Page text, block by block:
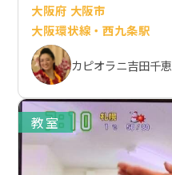
大阪府 大阪市
大阪環状線・西九条駅
カピオラニ吉田千恵
教室